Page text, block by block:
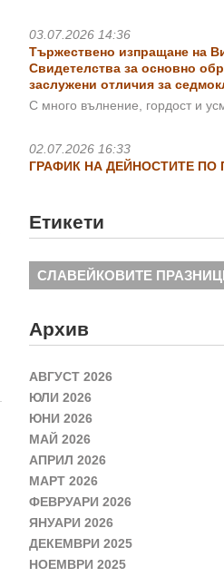
03.07.2026 14:36
Тържествено изпращане на
Свидетелства за основно
заслужени отличия за
С много вълнение, гордост и
02.07.2026 16:33
ГРАФИК НА ДЕЙНОСТИТЕ ПО
Етикети
СЛАВЕЙКОВИТЕ
Архив
АВГУСТ 2026
ЮЛИ 2026
ЮНИ 2026
МАЙ 2026
АПРИЛ 2026
МАРТ 2026
ФЕВРУАРИ 2026
ЯНУАРИ 2026
ДЕКЕМВРИ 2025
НОЕМВРИ 2025